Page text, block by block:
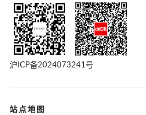
沪ICP备2024073241号
站点地图